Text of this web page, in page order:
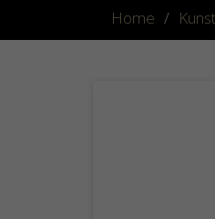
Home /